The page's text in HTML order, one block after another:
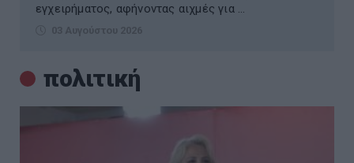
εγχειρήματος, αφήνοντας αιχμές για ...
πολιτική